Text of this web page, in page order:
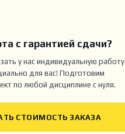
с гарантией сдачи?
у нас индивидуальную работу
для вас! Подготовим
по любой дисциплине с нуля.
СТОИМОСТЬ ЗАКАЗА